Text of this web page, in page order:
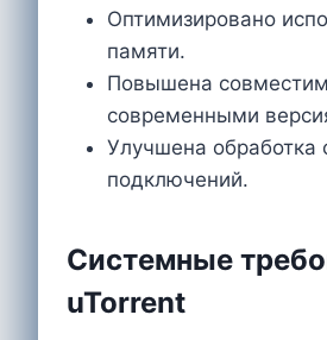
Оптимизировано
памяти.
Повышена
современными
Улучшена обработка
подключений.
Системные
uTorrent